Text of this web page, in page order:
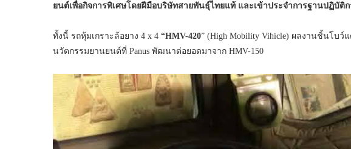
ยนต์เพื่อกิจการพิเศษโดยฝีมือบริษัทสายพันธุ์ไทยแท้ และเข้าประจำการฐานปฏิบัติก
ทั้งนี้ รถหุ้มเกราะล้อยาง 4 x 4 “HMV-420” (High Mobility Vihicle) ผลงานชิ้นโบว์
นวัตกรรมยานยนต์ที่ Panus พัฒนาต่อยอดมาจาก HMV-150